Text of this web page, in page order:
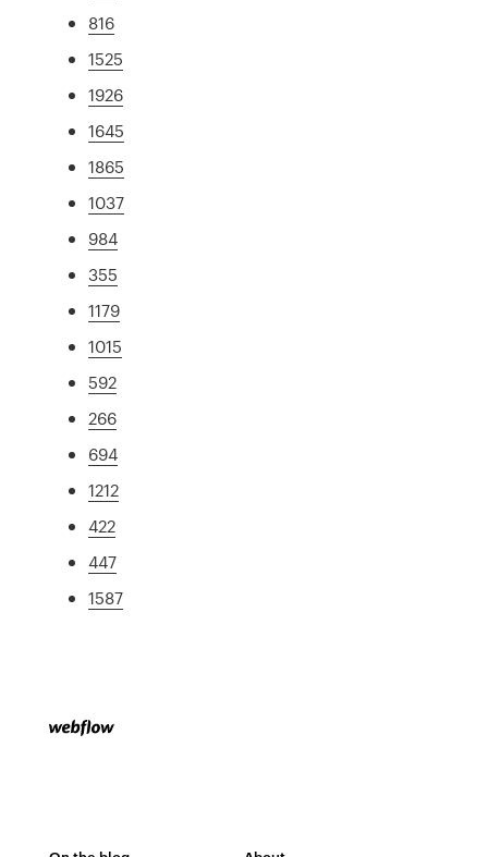
816
1525
1926
1645
1865
1037
984
355
1179
1015
592
266
694
1212
422
447
1587